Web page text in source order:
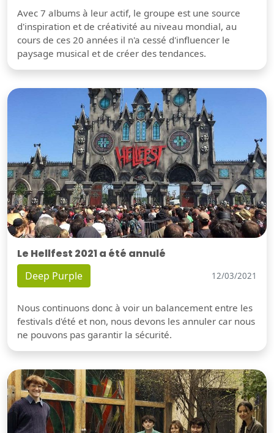
Avec 7 albums à leur actif, le groupe est une source
d'inspiration et de créativité au niveau mondial, au
cours de ces 20 années il n'a cessé d'influencer le
paysage musical et de créer des tendances.
Le Hellfest 2021 a été annulé
Deep Purple 12/03/2021
Nous continuons donc à voir un balancement entre les
festivals d'été et non, nous devons les annuler car nous
ne pouvons pas garantir la sécurité.